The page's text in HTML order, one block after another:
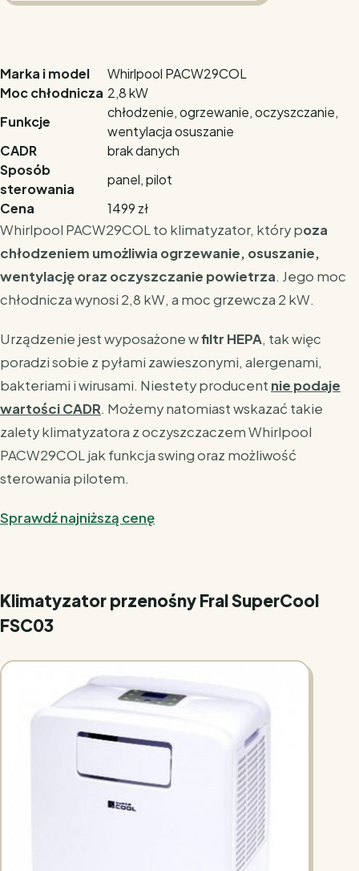
Marka i model
Whirlpool PACW29COL
Moc chłodnicza 2,8 kW
Funkcje
chłodzenie, ogrzewanie, oczyszczanie,
wentylacja osuszanie
CADR
brak danych
Sposób
sterowania
panel, pilot
Cena
1499 zł
Whirlpool PACW29COL to klimatyzator, który poza
chłodzeniem umożliwia ogrzewanie, osuszanie,
wentylację oraz oczyszczanie powietrza. Jego moc
chłodnicza wynosi 2,8 kW, a moc grzewcza 2 kW.
Urządzenie jest wyposażone wfiltr HEPA, tak więc
poradzi sobie z pyłami zawieszonymi, alergenami,
bakteriami i wirusami. Niestety producent nie podaje
wartości CADR. Możemy natomiast wskazać takie
zalety klimatyzatora z oczyszczaczem Whirlpool
PACW29COL jak funkcja swing oraz możliwość
sterowania pilotem.
Sprawdź najniższą cenę
Klimatyzator przenośny Fral SuperCool
FSC03